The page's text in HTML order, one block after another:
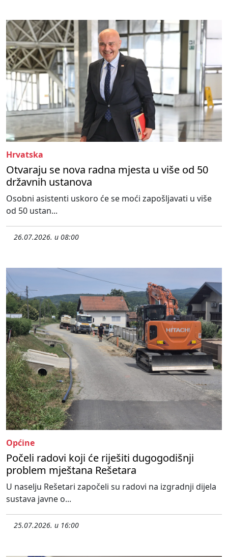
Hrvatska
Otvaraju se nova radna mjesta u više od 50
državnih ustanova
Osobni asistenti uskoro će se moći zapošljavati u više
od 50 ustan...
26.07.2026. u 08:00
Općine
Počeli radovi koji će riješiti dugogodišnji
problem mještana Rešetara
U naselju Rešetari započeli su radovi na izgradnji dijela
sustava javne o...
25.07.2026. u 16:00